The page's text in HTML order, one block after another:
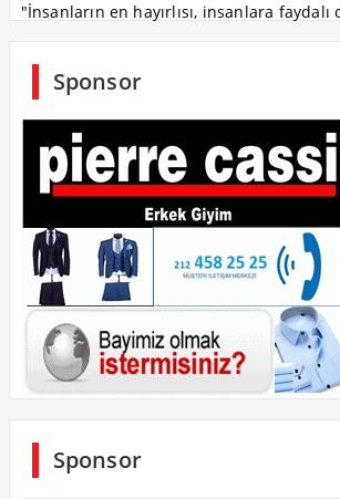
"İnsanların en hayırlısı, insanlara faydalı
Sponsor
Sponsor